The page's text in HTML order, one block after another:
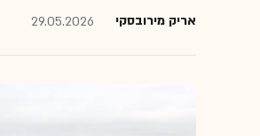
אריק מירובסקי 29.05.2026